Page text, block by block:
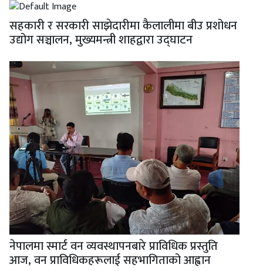
सहकारी र सरकारी साझेदारीमा कैलालीमा बीउ प्रशोधन
उद्योग सञ्चालन, मुख्यमन्त्री शाहद्वारा उद्घाटन
नेपालमा स्मार्ट वन व्यवस्थापनबारे प्राविधिक प्रस्तुति
आज, वन प्राविधिकहरूलाई सहभागिताको आह्वान